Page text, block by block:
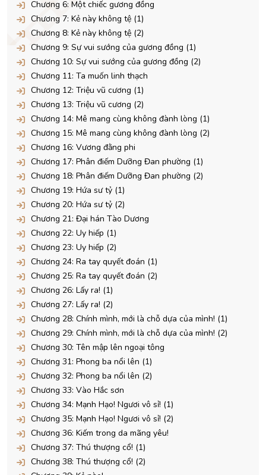
Chương 6: Một chiếc gương đồng
Chương 7: Kẻ này không tệ (1)
Chương 8: Kẻ này không tệ (2)
Chương 9: Sự vui sướng của gương đồng (1)
Chương 10: Sự vui sướng của gương đồng (2)
Chương 11: Ta muốn linh thạch
Chương 12: Triệu vũ cương (1)
Chương 13: Triệu vũ cương (2)
Chương 14: Mê mang cùng không đành lòng (1)
Chương 15: Mê mang cùng không đành lòng (2)
Chương 16: Vương đằng phi
Chương 17: Phân điếm Dưỡng Đan phường (1)
Chương 18: Phân điếm Dưỡng Đan phường (2)
Chương 19: Hứa sư tỷ (1)
Chương 20: Hứa sư tỷ (2)
Chương 21: Đại hán Tào Dương
Chương 22: Uy hiếp (1)
Chương 23: Uy hiếp (2)
Chương 24: Ra tay quyết đoán (1)
Chương 25: Ra tay quyết đoán (2)
Chương 26: Lấy ra! (1)
Chương 27: Lấy ra! (2)
Chương 28: Chính mình, mới là chỗ dựa của mình! (1)
Chương 29: Chính mình, mới là chỗ dựa của mình! (2)
Chương 30: Tên mập lên ngoại tông
Chương 31: Phong ba nổi lên (1)
Chương 32: Phong ba nổi lên (2)
Chương 33: Vào Hắc sơn
Chương 34: Mạnh Hạo! Ngươi vô sỉ! (1)
Chương 35: Mạnh Hạo! Ngươi vô sỉ! (2)
Chương 36: Kiếm trong da mãng yêu!
Chương 37: Thú thượng cổ! (1)
Chương 38: Thú thượng cổ! (2)